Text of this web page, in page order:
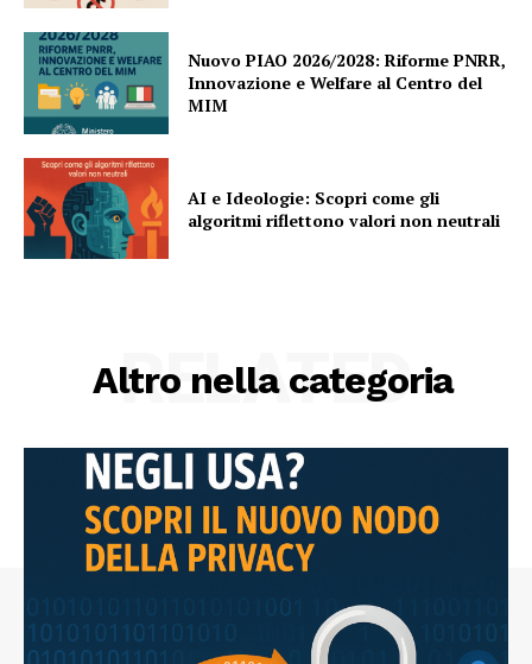
Nuovo PIAO 2026/2028: Riforme PNRR,
Innovazione e Welfare al Centro del
MIM
AI e Ideologie: Scopri come gli
algoritmi riflettono valori non neutrali
Altro nella categoria
RELATED